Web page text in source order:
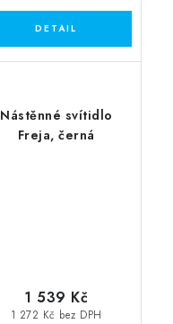
Nástěnné svítidlo
Freja, černá
1 272 Kč bez DPH
1 539 Kč